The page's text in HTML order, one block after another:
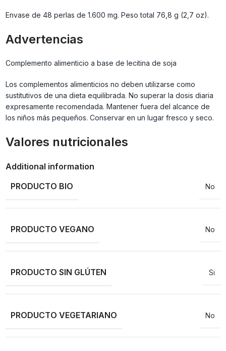
Envase de 48 perlas de 1.600 mg. Peso total 76,8 g (2,7 oz).
Advertencias
Complemento alimenticio a base de lecitina de soja
Los complementos alimenticios no deben utilizarse como
sustitutivos de una dieta equilibrada. No superar la dosis diaria
expresamente recomendada. Mantener fuera del alcance de
los niños más pequeños. Conservar en un lugar fresco y seco.
Valores nutricionales
Additional information
PRODUCTO BIO
No
PRODUCTO VEGANO No
PRODUCTO SIN GLÚTEN Si
PRODUCTO VEGETARIANO No